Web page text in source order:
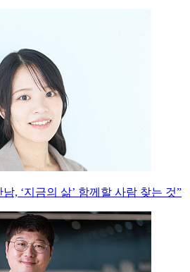
남, ‘지금의 삶’ 함께할 사람 찾는 것”